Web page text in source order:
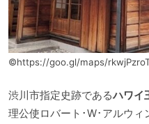
©https://goo.gl/maps/
渋川市指定史跡であるハワイ
理公使ロバート･W･アルウ